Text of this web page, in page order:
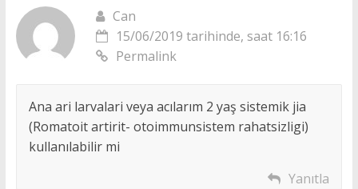
Can
15/06/2019 tarihinde, saat 16:16
Permalink
Ana ari larvalari veya acılarım 2 yaş sistemik jia
(Romatoit artirit- otoimmunsistem rahatsizligi)
kullanılabilir mi
Yanıtla